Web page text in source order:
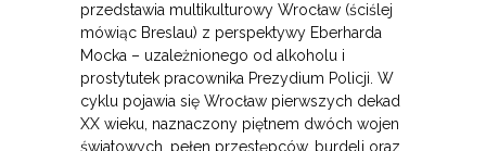
przedstawia multikulturowy Wrocław (ściślej
mówiąc Breslau) z perspektywy Eberharda
Mocka – uzależnionego od alkoholu i
prostytutek pracownika Prezydium Policji. W
cyklu pojawia się Wrocław pierwszych dekad
XX wieku, naznaczony piętnem dwóch wojen
światowych, pełen przestępców, burdeli oraz